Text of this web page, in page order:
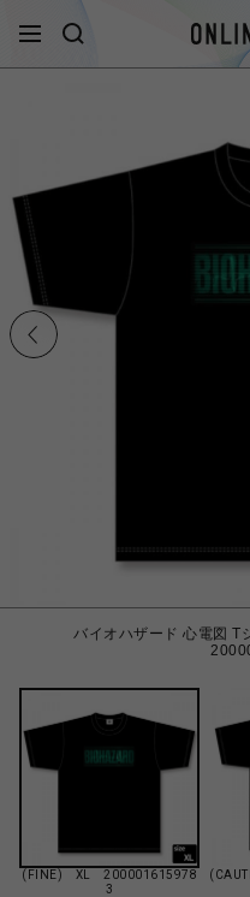
バイオハザード 心電図
(FINE) XL 200001615978
3